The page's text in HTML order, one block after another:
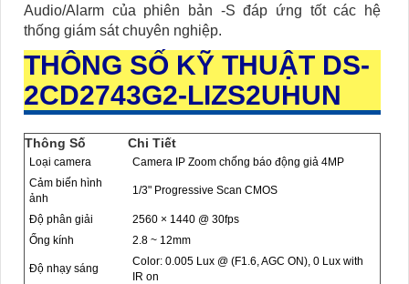
Audio/Alarm của phiên bản -S đáp ứng tốt các hệ
thống giám sát chuyên nghiệp.
THÔNG SỐ KỸ THUẬT DS-
2CD2743G2-LIZS2UHUN
Thông Số Chi Tiết
Loại camera
Camera IP Zoom chống báo động giả 4MP
Cảm biến hình
ảnh
1/3" Progressive Scan CMOS
Độ phân giải
2560 × 1440 @ 30fps
Ống kính
2.8 ~ 12mm
Độ nhạy sáng
Color: 0.005 Lux @ (F1.6, AGC ON), 0 Lux with
IR on